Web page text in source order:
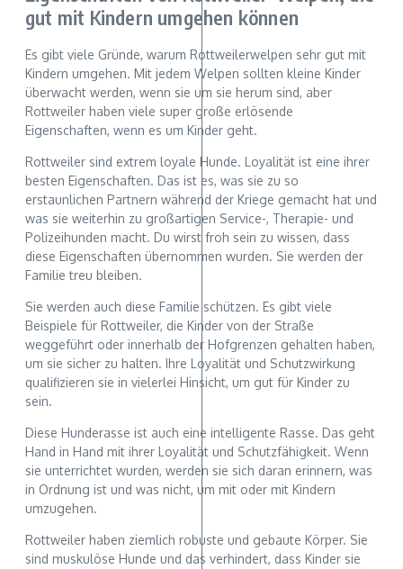
gut mit Kindern umgehen können
Es gibt viele Gründe, warum Rottweilerwelpen sehr gut mit
Kindern umgehen. Mit jedem Welpen sollten kleine Kinder
überwacht werden, wenn sie um sie herum sind, aber
Rottweiler haben viele super große erlösende
Eigenschaften, wenn es um Kinder geht.
Rottweiler sind extrem loyale Hunde. Loyalität ist eine ihrer
besten Eigenschaften. Das ist es, was sie zu so
erstaunlichen Partnern während der Kriege gemacht hat und
was sie weiterhin zu großartigen Service-, Therapie- und
Polizeihunden macht. Du wirst froh sein zu wissen, dass
diese Eigenschaften übernommen wurden. Sie werden der
Familie treu bleiben.
Sie werden auch diese Familie schützen. Es gibt viele
Beispiele für Rottweiler, die Kinder von der Straße
weggeführt oder innerhalb der Hofgrenzen gehalten haben,
um sie sicher zu halten. Ihre Loyalität und Schutzwirkung
qualifizieren sie in vielerlei Hinsicht, um gut für Kinder zu
sein.
Diese Hunderasse ist auch eine intelligente Rasse. Das geht
Hand in Hand mit ihrer Loyalität und Schutzfähigkeit. Wenn
sie unterrichtet wurden, werden sie sich daran erinnern, was
in Ordnung ist und was nicht, um mit oder mit Kindern
umzugehen.
Rottweiler haben ziemlich robuste und gebaute Körper. Sie
sind muskulöse Hunde und das verhindert, dass Kinder sie